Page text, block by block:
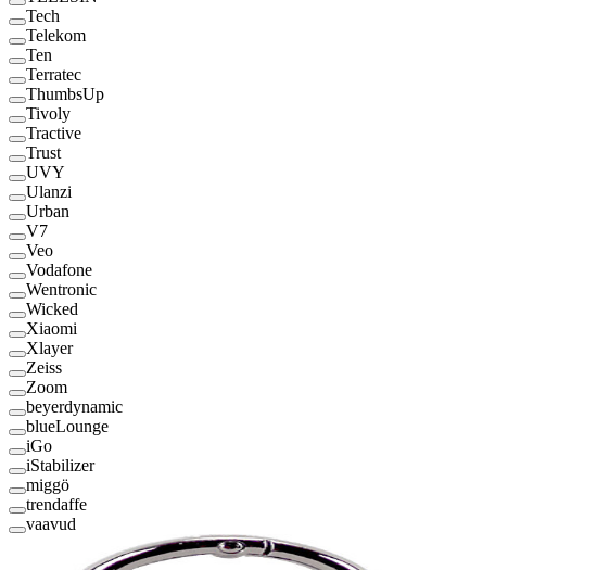
Tech
Telekom
Ten
Terratec
ThumbsUp
Tivoly
Tractive
Trust
UVY
Ulanzi
Urban
V7
Veo
Vodafone
Wentronic
Wicked
Xiaomi
Xlayer
Zeiss
Zoom
beyerdynamic
blueLounge
iGo
iStabilizer
miggö
trendaffe
vaavud